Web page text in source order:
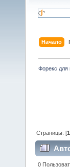
Начало
Форекс для
Страницы: [1
0